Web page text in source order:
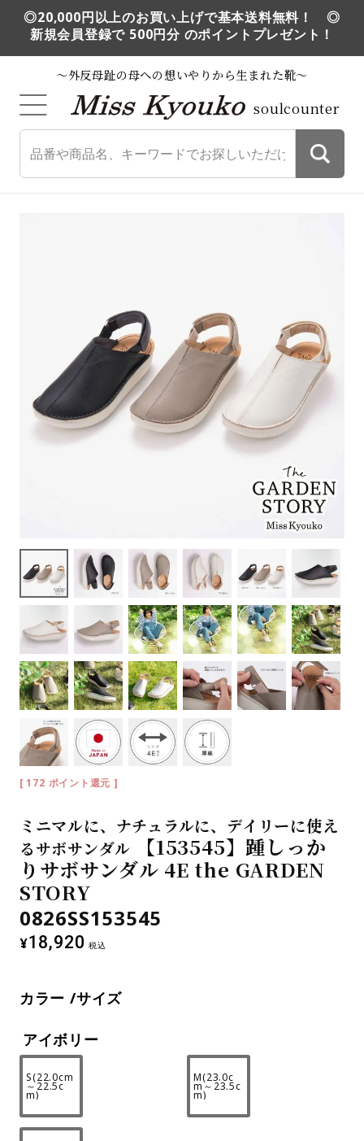
◎20,000円以上のお買い上げで基本送料無料！ ◎
新規会員登録で 500円分 のポイントプレゼント！
～外反母趾の母への想いやりから生まれた靴～
soulcounter
0826SS153545
ミニマルに、ナチュラルに、デイリーに使え
るサボサンダル
【153545】踵しっか
りサボサンダル 4E the GARDEN
STORY
¥18,920 税込
[ 172 ポイント還元 ]
カラー サイズ
アイボリー
S(22.0cm
～22.5c
m)
M(23.0c
m～23.5c
m)